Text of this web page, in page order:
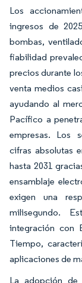
Los
ingresos de
bombas,
fiabilidad
precios durante
venta medios
ayudando al
Pacífico a
empresas. Los
cifras absolutas
hasta 2031
ensamblaje
exigen una
milisegundo.
integración con
Tiempo,
aplicaciones de
La adopción de